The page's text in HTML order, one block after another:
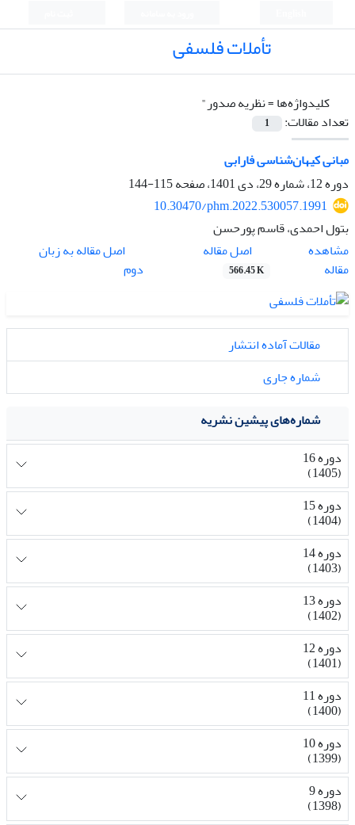
تأملات فلسفی
کلیدواژه‌ها =نظریه صدور"
تعداد مقالات:
1
مبانی کیهان‌شناسی فارابی
دوره 12، شماره 29، دی 1401، صفحه
115-144
10.30470/phm.2022.530057.1991
بتول احمدی، قاسم پورحسن
مشاهده
مقاله
اصل مقاله
566.45 K
اصل مقاله به زبان
دوم
مقالات آماده انتشار
شماره جاری
شماره‌های پیشین نشریه
دوره 16
(1405)
دوره 15
(1404)
دوره 14
(1403)
دوره 13
(1402)
دوره 12
(1401)
دوره 11
(1400)
دوره 10
(1399)
دوره 9
(1398)